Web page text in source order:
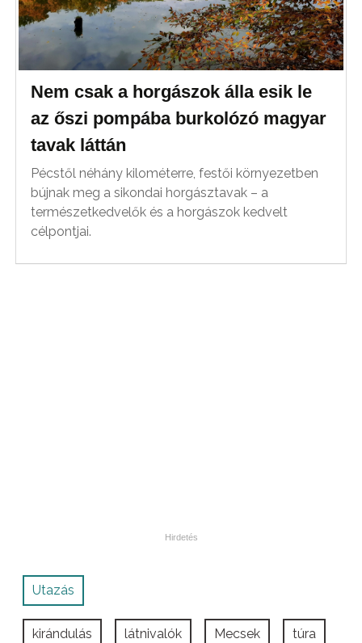
Nem csak a horgászok álla esik le
az őszi pompába burkolózó magyar
tavak láttán
Pécstől néhány kilométerre, festői környezetben
bújnak meg a sikondai horgásztavak – a
természetkedvelők és a horgászok kedvelt
célpontjai.
Utazás
kirándulás látnivalók Mecsek túra